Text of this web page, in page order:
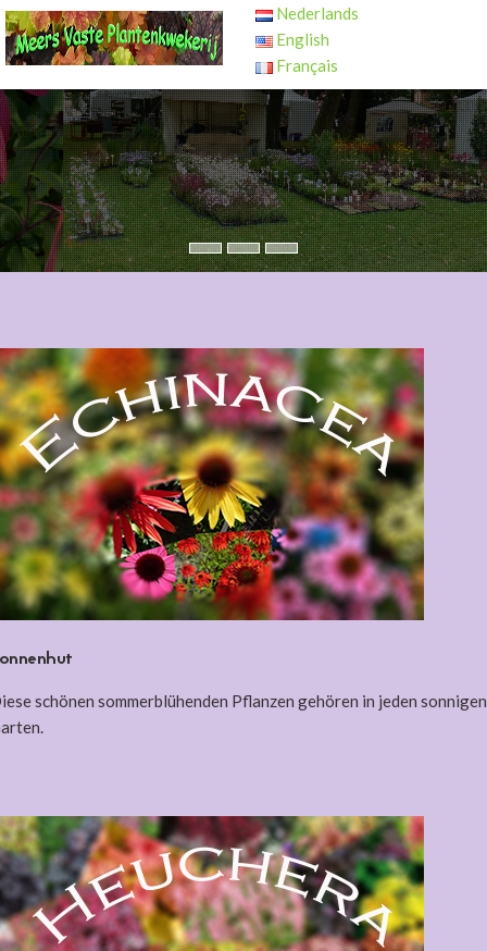
Nederlands
English
Français
MÖCHTEN SIE EINE PFLANZE KAUFEN?
Vielleicht kommen wir sogar in Ihre nahe:
schönen sommerblühenden Pflanzen gehören in jeden sonnigen